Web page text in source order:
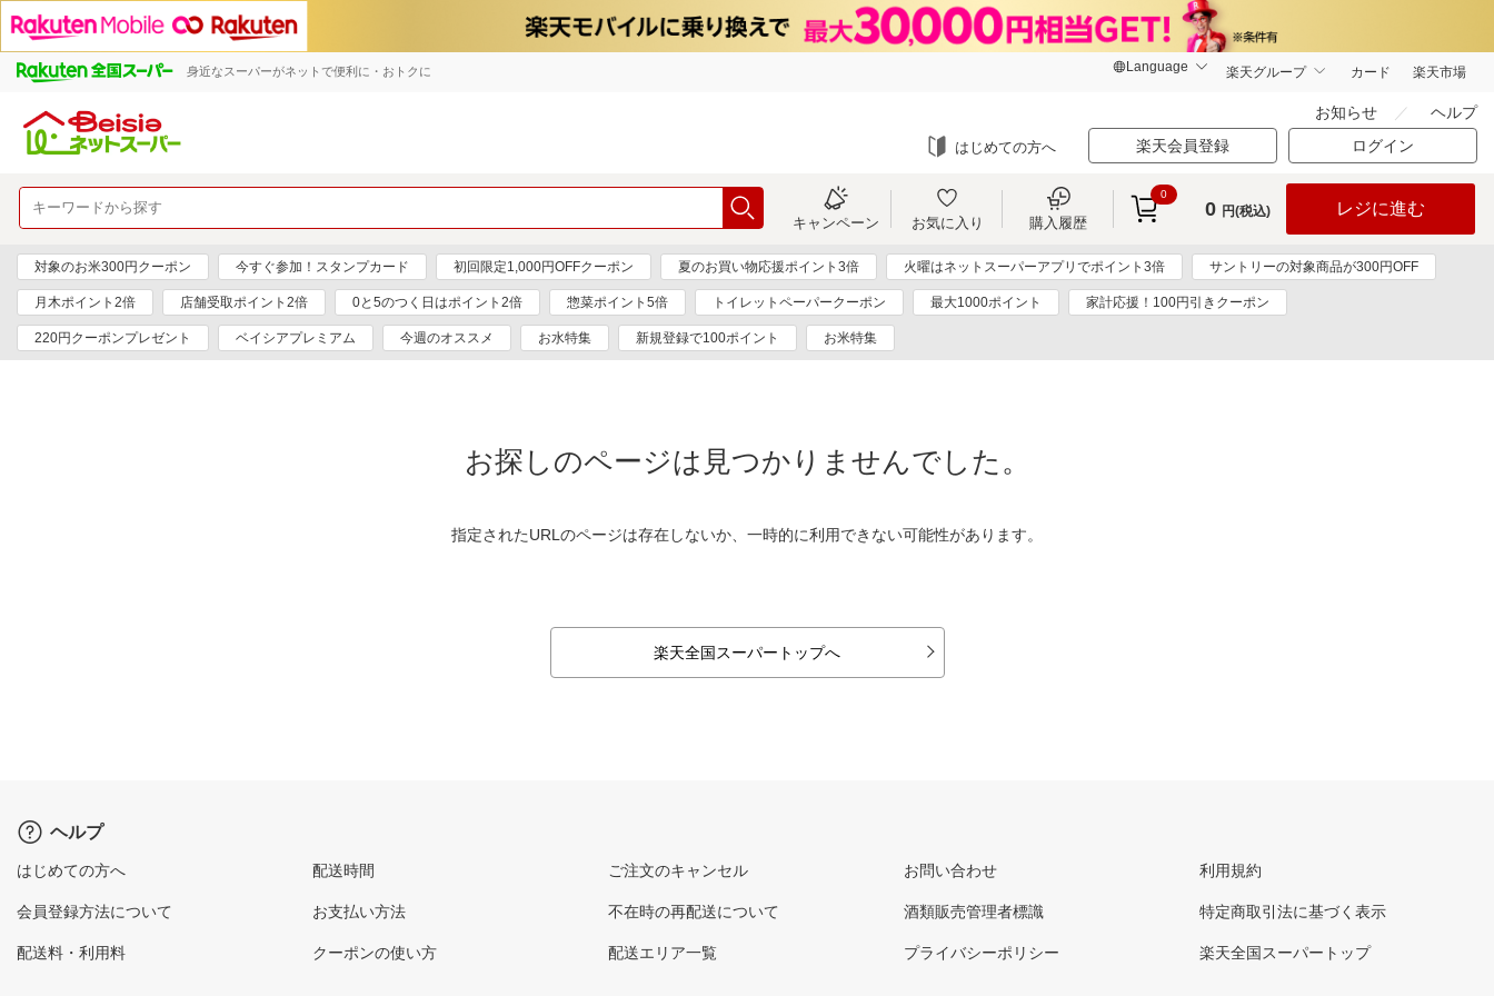
身近なスーパーがネットで便利に・おトクに 楽天グループ カード 楽天市場
お知らせ ヘルプ
はじめての方へ 楽天会員登録 ログイン
キャンペーン お気に入り 購入履歴
0
0 円(税込) レジに進む
対象のお米300円クーポン 今すぐ参加！スタンプカード 初回限定1,000円OFFクーポン 夏のお買い物応援ポイント3倍 火曜はネットスーパーアプリでポイント3倍 サントリーの対象商品が300円OFF
月木ポイント2倍 店舗受取ポイント2倍 0と5のつく日はポイント2倍 惣菜ポイント5倍 トイレットペーパークーポン 最大1000ポイント 家計応援！100円引きクーポン
220円クーポンプレゼント ベイシアプレミアム 今週のオススメ お水特集 新規登録で100ポイント お米特集
お探しのページは見つかりませんでした。
指定されたURLのページは存在しないか、一時的に利用できない可能性があります。
楽天全国スーパートップへ
ヘルプ
はじめての方へ
会員登録方法について
配送料・利用料
配送時間
お支払い方法
クーポンの使い方
ご注文のキャンセル
不在時の再配送について
配送エリア一覧
お問い合わせ
酒類販売管理者標識
プライバシーポリシー
利用規約
特定商取引法に基づく表示
楽天全国スーパートップ